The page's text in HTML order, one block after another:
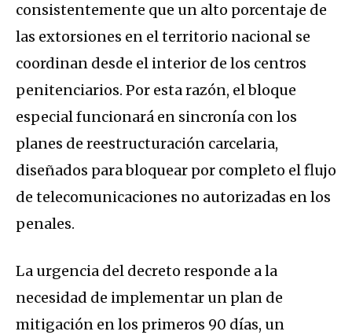
consistentemente que un alto porcentaje de
las extorsiones en el territorio nacional se
coordinan desde el interior de los centros
penitenciarios. Por esta razón, el bloque
especial funcionará en sincronía con los
planes de reestructuración carcelaria,
diseñados para bloquear por completo el flujo
de telecomunicaciones no autorizadas en los
penales.
La urgencia del decreto responde a la
necesidad de implementar un plan de
mitigación en los primeros 90 días, un